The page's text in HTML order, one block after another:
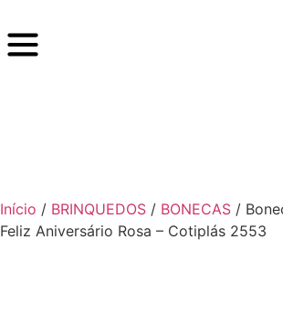
Início / BRINQUEDOS / BONECAS /
Feliz Aniversário Rosa – Cotiplás 2553